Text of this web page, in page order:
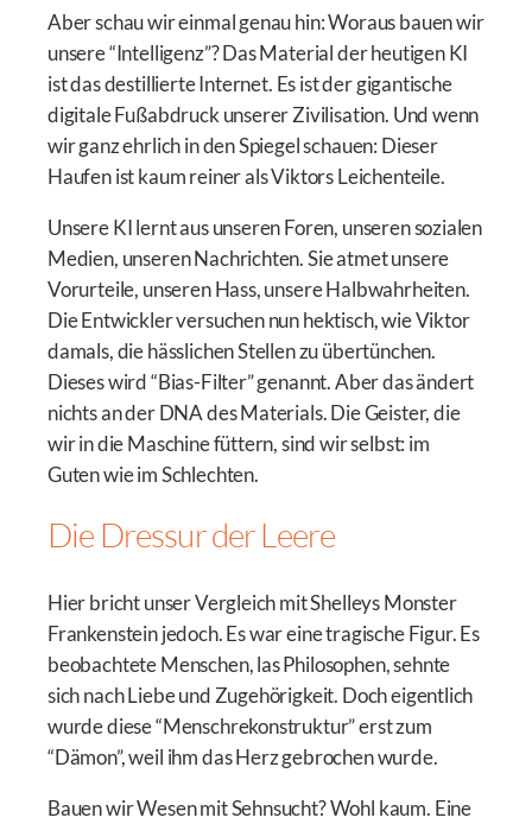
Aber schau wir einmal genau hin: Woraus bauen wir
unsere “Intelligenz”? Das Material der heutigen KI
ist das destillierte Internet. Es ist der gigantische
digitale Fußabdruck unserer Zivilisation. Und wenn
wir ganz ehrlich in den Spiegel schauen: Dieser
Haufen ist kaum reiner als Viktors Leichenteile.
Unsere KI lernt aus unseren Foren, unseren sozialen
Medien, unseren Nachrichten. Sie atmet unsere
Vorurteile, unseren Hass, unsere Halbwahrheiten.
Die Entwickler versuchen nun hektisch, wie Viktor
damals, die hässlichen Stellen zu übertünchen.
Dieses wird “Bias-Filter” genannt. Aber das ändert
nichts an der DNA des Materials. Die Geister, die
wir in die Maschine füttern, sind wir selbst: im
Guten wie im Schlechten.
Die Dressur der Leere
Hier bricht unser Vergleich mit Shelleys Monster
Frankenstein jedoch. Es war eine tragische Figur. Es
beobachtete Menschen, las Philosophen, sehnte
sich nach Liebe und Zugehörigkeit. Doch eigentlich
wurde diese “Menschrekonstruktur” erst zum
“Dämon”, weil ihm das Herz gebrochen wurde.
Bauen wir Wesen mit Sehnsucht? Wohl kaum. Eine